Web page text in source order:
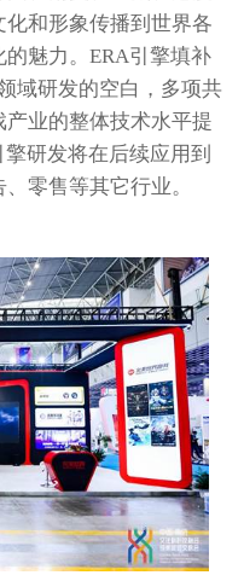
和形象传播到世界各
魅力。ERA引擎填补
域研发的空白，多项共
业的整体技术水平提
研发将在后续应用到
零售等其它行业。